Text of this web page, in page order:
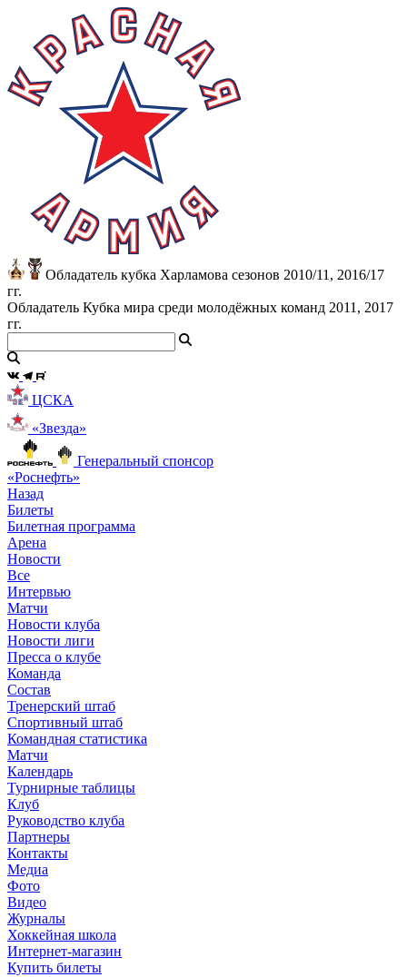
Обладатель кубка Харламова сезонов 2010/11, 2016/17
гг.
Обладатель Кубка мира среди молодёжных команд 2011, 2017
гг.
ЦСКА
«Звезда»
Генеральный спонсор
«Роснефть»
Назад
Билеты
Билетная программа
Арена
Новости
Все
Интервью
Матчи
Новости клуба
Новости лиги
Пресса о клубе
Команда
Состав
Тренерский штаб
Спортивный штаб
Командная статистика
Матчи
Календарь
Турнирные таблицы
Клуб
Руководство клуба
Партнеры
Контакты
Медиа
Фото
Видео
Журналы
Хоккейная школа
Интернет-магазин
Купить билеты